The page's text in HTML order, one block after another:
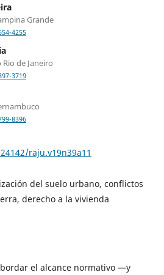
Grande
4255
de Janeiro
3719
8396
raju.v19n39a11
del suelo urbano, conflictos
derecho a la vivienda
el alcance normativo —y